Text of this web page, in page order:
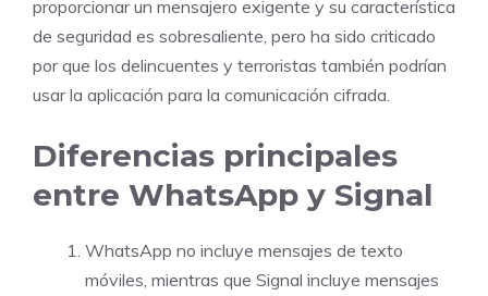
proporcionar un mensajero exigente y su característica
de seguridad es sobresaliente, pero ha sido criticado
por que los delincuentes y terroristas también podrían
usar la aplicación para la comunicación cifrada.
Diferencias principales
entre WhatsApp y Signal
WhatsApp no incluye mensajes de texto
móviles, mientras que Signal incluye mensajes